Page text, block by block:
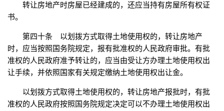
转让房地产时房屋已经建成的，还应当持有房屋所有权证
书。
第四十条 以划拨方式取得土地使用权的，转让房地产
时，应当按照国务院规定，报有批准权的人民政府审批。有批
准权的人民政府准予转让的，应当由受让方办理土地使用权出
让手续，并依照国家有关规定缴纳土地使用权出让金。
以划拨方式取得土地使用权的，转让房地产报批时，有批
准权的人民政府按照国务院规定决定可以不办理土地使用权出